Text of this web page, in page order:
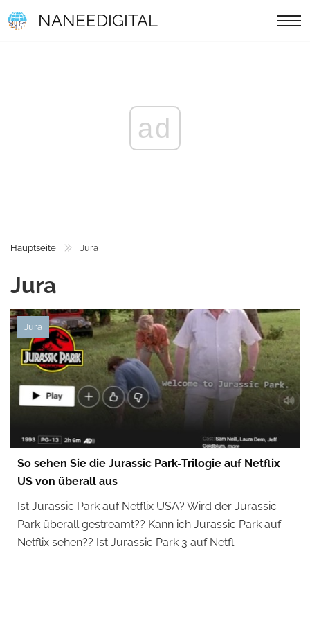
NANEEDIGITAL
ad
Hauptseite Jura
Jura
Jura
So sehen Sie die Jurassic Park-Trilogie auf Netflix
US von überall aus
Ist Jurassic Park auf Netflix USA? Wird der Jurassic
Park überall gestreamt?? Kann ich Jurassic Park auf
Netflix sehen?? Ist Jurassic Park 3 auf Netfl...